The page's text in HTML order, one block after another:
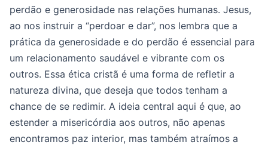
perdão e generosidade nas relações humanas. Jesus,
ao nos instruir a “perdoar e dar”, nos lembra que a
prática da generosidade e do perdão é essencial para
um relacionamento saudável e vibrante com os
outros. Essa ética cristã é uma forma de refletir a
natureza divina, que deseja que todos tenham a
chance de se redimir. A ideia central aqui é que, ao
estender a misericórdia aos outros, não apenas
encontramos paz interior, mas também atraímos a